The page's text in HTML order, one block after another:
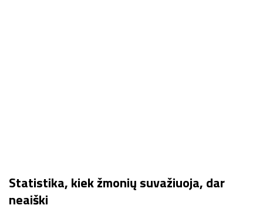
Statistika, kiek žmonių suvažiuoja, dar
neaiški